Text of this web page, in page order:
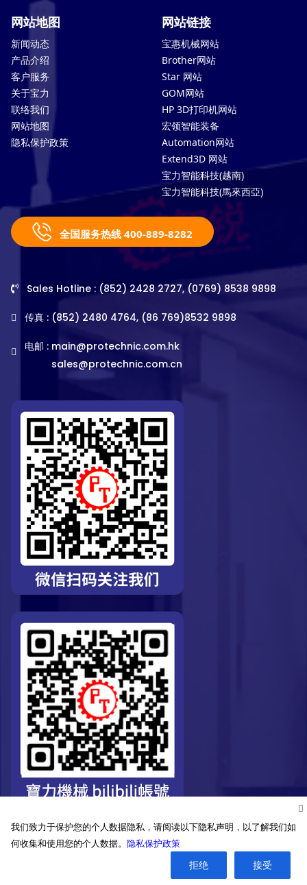
网站地图
新闻动态
产品介绍
客户服务
关于宝力
联络我们
网站地图
隐私保护政策
网站链接
宝惠机械网站
Brother网站
Star 网站
GOM网站
HP 3D打印机网站
宏领智能装备
Automation网站
Extend3D 网站
宝力智能科技(越南)
宝力智能科技(馬來西亞)
全国服务热线 400-889-8282
Sales Hotline : (852) 2428 2727, (0769) 8538 9898
传真 : (852) 2480 4764, (86 769)8532 9898
电邮 : main@protechnic.com.hk
sales@protechnic.com.cn
©2026. Pro-Technic Machinery Ltd. All right reserved.
我们致力于保护您的个人数据隐私，请阅读以下隐私声明，以了解我们如
何收集和使用您的个人数据。 隐私保护政策
拒绝 接受